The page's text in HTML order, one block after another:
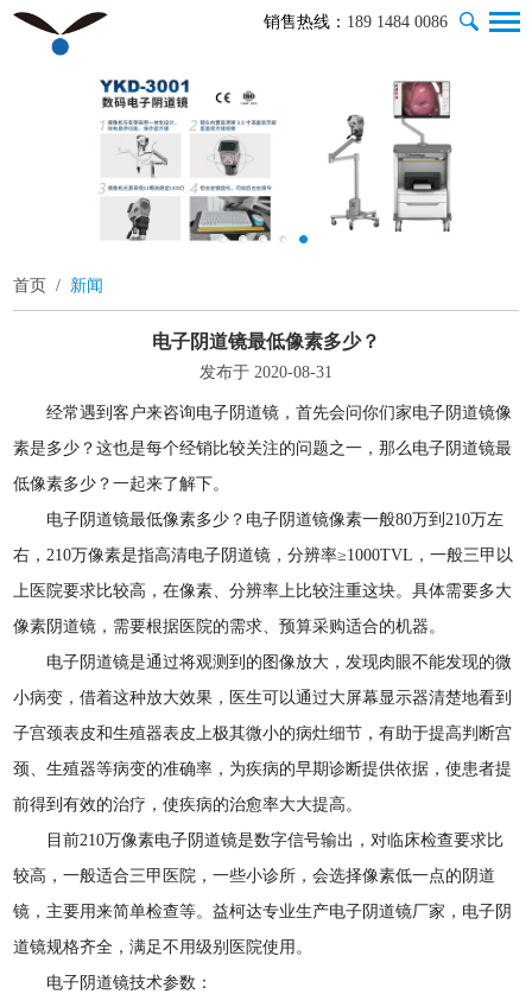
销售热线： 189 1484 0086
首页 / 新闻
电子阴道镜最低像素多少？
发布于 2020-08-31
经常遇到客户来咨询电子阴道镜，首先会问你们家电子阴道镜像
素是多少？这也是每个经销比较关注的问题之一，那么电子阴道镜最
低像素多少？一起来了解下。
电子阴道镜最低像素多少？电子阴道镜像素一般80万到210万左
右，210万像素是指高清电子阴道镜，分辨率≥1000TVL，一般三甲以
上医院要求比较高，在像素、分辨率上比较注重这块。具体需要多大
像素阴道镜，需要根据医院的需求、预算采购适合的机器。
电子阴道镜是通过将观测到的图像放大，发现肉眼不能发现的微
小病变，借着这种放大效果，医生可以通过大屏幕显示器清楚地看到
子宫颈表皮和生殖器表皮上极其微小的病灶细节，有助于提高判断宫
颈、生殖器等病变的准确率，为疾病的早期诊断提供依据，使患者提
前得到有效的治疗，使疾病的治愈率大大提高。
目前210万像素电子阴道镜是数字信号输出，对临床检查要求比
较高，一般适合三甲医院，一些小诊所，会选择像素低一点的阴道
镜，主要用来简单检查等。益柯达专业生产电子阴道镜厂家，电子阴
道镜规格齐全，满足不用级别医院使用。
电子阴道镜技术参数：